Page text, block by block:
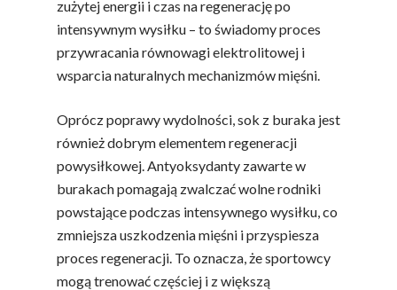
zużytej energii i czas na regenerację po
intensywnym wysiłku – to świadomy proces
przywracania równowagi elektrolitowej i
wsparcia naturalnych mechanizmów mięśni.
Oprócz poprawy wydolności, sok z buraka jest
również dobrym elementem regeneracji
powysiłkowej. Antyoksydanty zawarte w
burakach pomagają zwalczać wolne rodniki
powstające podczas intensywnego wysiłku, co
zmniejsza uszkodzenia mięśni i przyspiesza
proces regeneracji. To oznacza, że sportowcy
mogą trenować częściej i z większą